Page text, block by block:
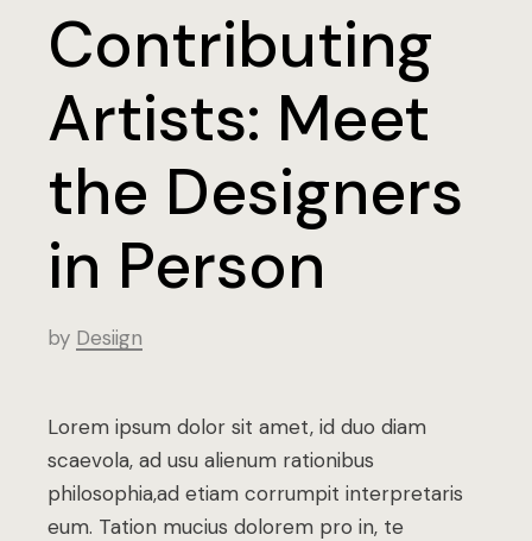
Contributing
Artists: Meet
the Designers
in Person
by Desiign
Lorem ipsum dolor sit amet, id duo diam
scaevola, ad usu alienum rationibus
philosophia,ad etiam corrumpit interpretaris
eum. Tation mucius dolorem pro in, te